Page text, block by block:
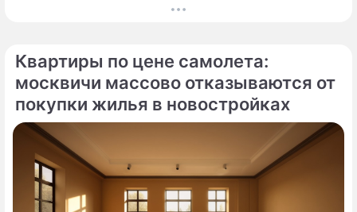
начале 2026 года Банк ДОМ.
Квартиры по цене самолета:
москвичи массово отказываются от
покупки жилья в новостройках